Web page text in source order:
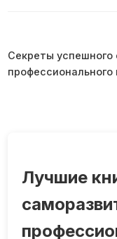
Лучшие
Секреты успешного
профессионального